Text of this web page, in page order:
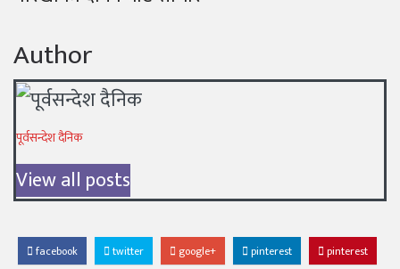
Author
पूर्वसन्देश दैनिक
View all posts
facebook twitter google+ pinterest pinterest